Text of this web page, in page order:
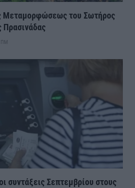
Μεταμορφώσεως του Σωτήρος
Πρασινάδας
ΠΜ
συντάξεις Σεπτεμβρίου στους